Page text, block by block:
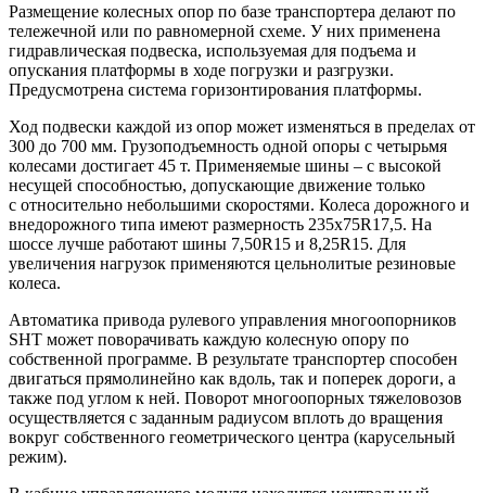
Размещение колесных опор по базе транспортера делают по
тележечной или по равномерной схеме. У них применена
гидравлическая подвеска, используемая для подъема и
опускания платформы в ходе погрузки и разгруз­ки.
Предусмотрена система горизонтирования платформы.
Ход подвески каждой из опор может изменяться в пределах от
300 до 700 мм. Грузоподъемность одной опоры с четырьмя
колесами достигает 45 т. Применяемые шины – с высокой
несущей способностью, допускающие движение только
с относительно небольшими скоростями. Колеса дорожного и
внедорожного типа имеют размерность 235x75R17,5. На
шоссе лучше работают шины 7,50R15 и 8,25R15. Для
увеличения нагрузок применяются цельнолитые резиновые
колеса.
Автоматика привода рулевого управления многоопорников
SHT может поворачивать каждую колесную опору по
собственной программе. В результате транспортер способен
двигаться прямолинейно как вдоль, так и поперек дороги, а
также под углом к ней. Поворот многоопорных тяжеловозов
осуществляется с заданным радиусом вплоть до вращения
вокруг собственного геометрического центра (карусельный
режим).